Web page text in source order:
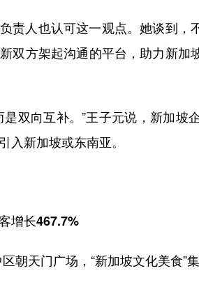
人也认可这一观点。她谈到，
双方架起沟通的平台，助力新
向互补。”王子元说，新加坡
入新加坡或东南亚。
增长467.7%
天门广场，“新加坡文化美食”